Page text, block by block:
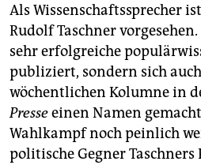
Als Wissenschaftssprecher
Rudolf Taschner
sehr erfolgreiche
publiziert, sondern sich
wöchentlichen Kolumne in
Presseeinen Namen
Wahlkampf noch peinlich
politische Gegner Taschners